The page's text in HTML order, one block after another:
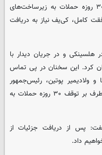
اوکراین اعلام کرد از پیشنهاد توقف ۳۰ روزه حملات به زیرساخت‌های
کامل، کی‌یف نیاز به دریافت
هلسینکی و در جریان دیدار با
کرد. این سخنان در پی تماس
و ولادیمیر پوتین، رئیس‌جمهور
روسیه مطرح شده است که در آن دو طرف بر توقف ۳۰ روزه حملات به
پس از دریافت جزئیات از
داد.